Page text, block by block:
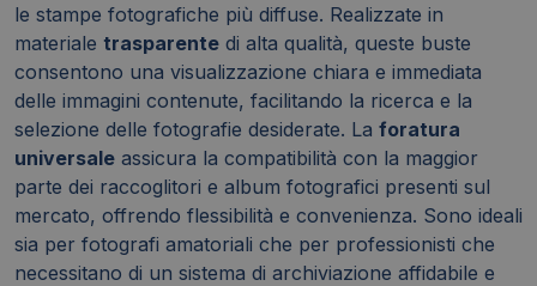
le stampe fotografiche più diffuse. Realizzate in
materiale trasparente di alta qualità, queste buste
consentono una visualizzazione chiara e immediata
delle immagini contenute, facilitando la ricerca e la
selezione delle fotografie desiderate. La foratura
universale assicura la compatibilità con la maggior
parte dei raccoglitori e album fotografici presenti sul
mercato, offrendo flessibilità e convenienza. Sono ideali
sia per fotografi amatoriali che per professionisti che
necessitano di un sistema di archiviazione affidabile e